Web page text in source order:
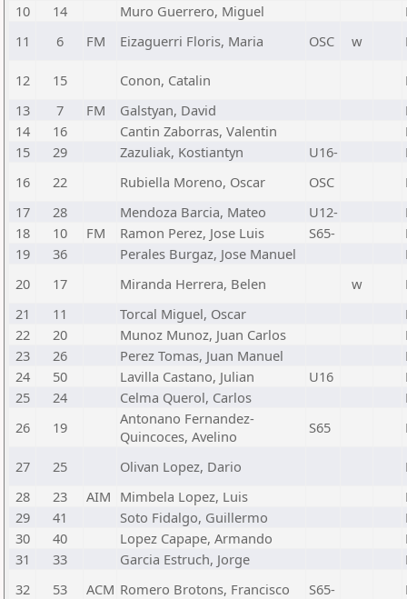
10
14 Muro Guerrero, Miguel
11
6 FM Eizaguerri Floris, Maria OSC w
12 15 Conon, Catalin
13
7 FM Galstyan, David
14
16 Cantin Zaborras, Valentin
15
29 Zazuliak, Kostiantyn U16-
16
22 Rubiella Moreno, Oscar OSC
17
28 Mendoza Barcia, Mateo U12-
18
10 FM Ramon Perez, Jose Luis S65-
19
36 Perales Burgaz, Jose Manuel
20
17 Miranda Herrera, Belen w
21
11 Torcal Miguel, Oscar
22
20 Munoz Munoz, Juan Carlos
23
26 Perez Tomas, Juan Manuel
24
50 Lavilla Castano, Julian U16
25
24 Celma Querol, Carlos
26
19
Antonano Fernandez-
Quincoces, Avelino
S65
27 25 Olivan Lopez, Dario
28
23 AIM Mimbela Lopez, Luis
29
41 Soto Fidalgo, Guillermo
30
40 Lopez Capape, Armando
31
33 Garcia Estruch, Jorge
32
53 ACM Romero Brotons, Francisco S65-